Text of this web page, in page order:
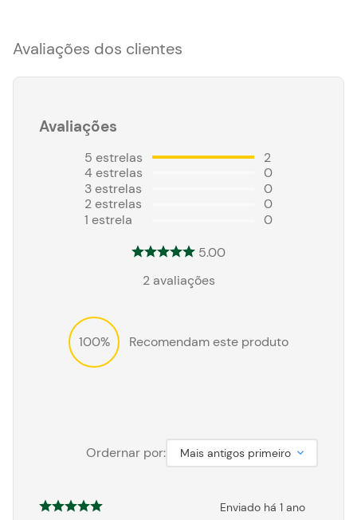
Avaliações dos clientes
Avaliações
5 estrelas
4estrelas
3estrelas
2estrelas
1 estrela
2
0
0
0
0
5.00
2 avaliações
100% Recomendam este produto
Ordernar por: Mais antigos primeiro
Enviado há 1 ano